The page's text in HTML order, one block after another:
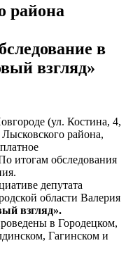
района
в
взгляд»
(ул. Костина, 4,
района,
итогам обследования
депутата
области Валерия
взгляд».
в Городецком,
Гагинском и